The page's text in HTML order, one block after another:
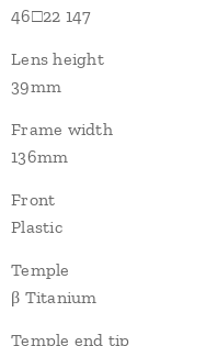
46□22 147
Lens height
39mm
Frame width
136mm
Front
Plastic
Temple
β Titanium
Temple end tip